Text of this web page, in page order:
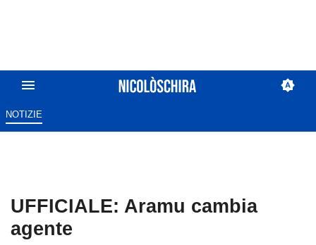
NOTIZIE
UFFICIALE: Aramu cambia
agente